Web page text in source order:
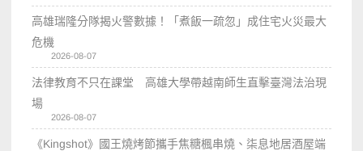
高雄瑞隆分隊揭火警數據！「煮飯一疏忽」成住宅火災最大
危機
2026-08-07
法律教育不只在課堂 高雄大學帶越南師生直擊臺灣法治現
場
2026-08-07
《Kingshot》國王燒烤節攜手焦糖楓串燒、柒息地居酒屋端